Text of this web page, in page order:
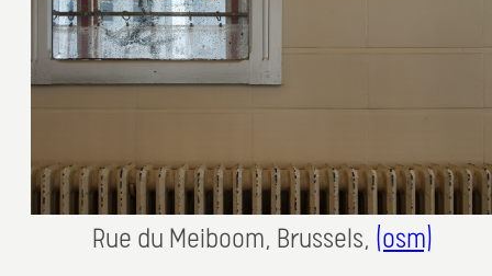
Rue du Meiboom, Brussels, (osm)